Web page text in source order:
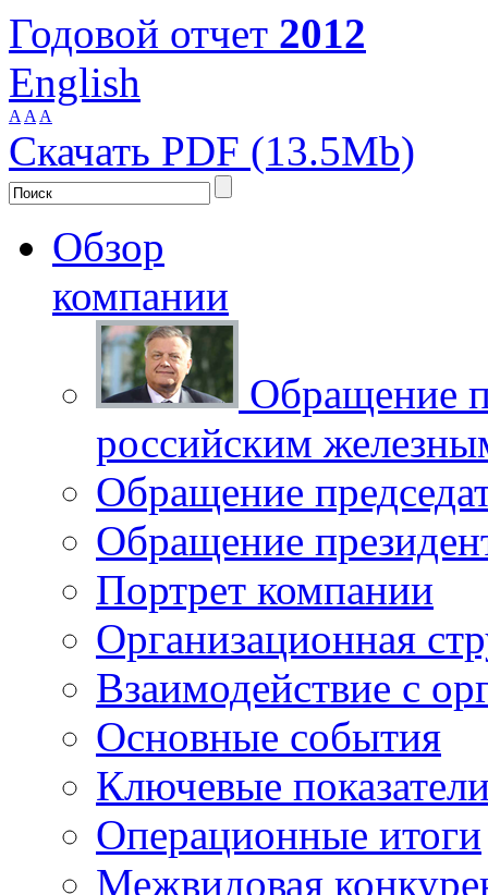
Годовой отчет 2012
English
A A A
Скачать PDF (13.5Mb)
Обзор
компании
Обращение
российским
Обращение
Обращение
Портрет компании
Организационная
Взаимодействие с
Основные события
Ключевые
Операционные итоги
Межвидовая